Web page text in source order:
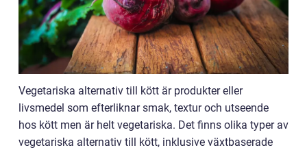
Vegetariska alternativ till kött är produkter eller
livsmedel som efterliknar smak, textur och utseende
hos kött men är helt vegetariska. Det finns olika typer av
vegetariska alternativ till kött, inklusive växtbaserade